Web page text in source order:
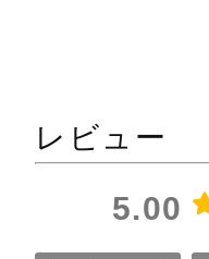
レビュー
5.00